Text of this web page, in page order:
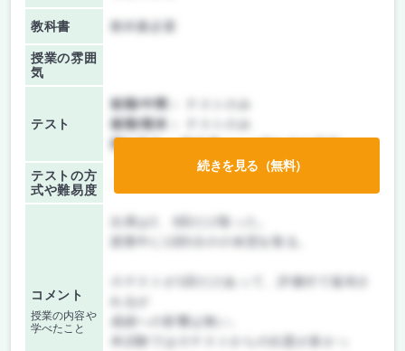
教科書 教科書必要
授業の雰囲
気
テスト
前期/中間：
後期/期末：
持ち込み：
テストの方
式や難易度
コメント
授業の内容や
学べたこと
小テストが1回だけあって、評価付で返却さ
成績への影響は無い。
本試験では小テストからの出題が多かっ
続きを見る（無料）